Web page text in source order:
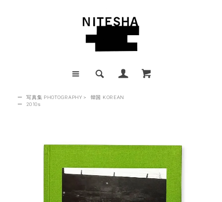
ー 写真集 PHOTOGRAPHY >
韓国 KOREAN
ー
2010s